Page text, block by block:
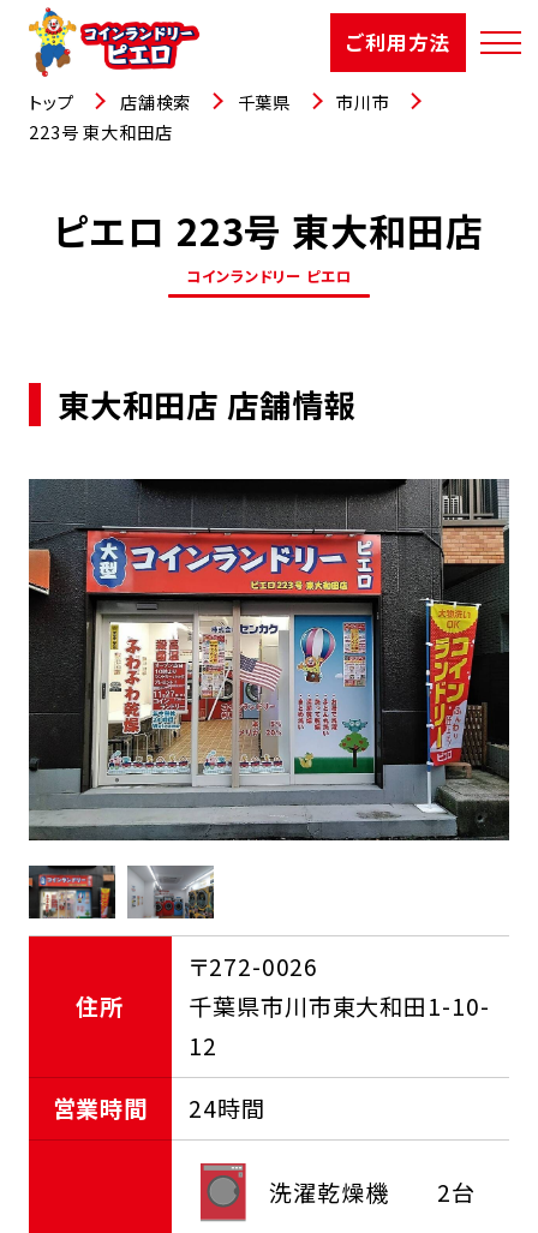
ご利用方法
店舗検索
選ばれる理由
お知らせ
お役立コラム
よくあるご質問
FCオーナー募集中
トップ 店舗検索 千葉県
市川市
223号 東大和田店
ピエロ 223号 東大和田店
コインランドリー ピエロ
東大和田店 店舗情報
住所
〒272-0026
千葉県市川市東大和田1-10-
12
営業時間
24時間
洗濯乾燥機 2台